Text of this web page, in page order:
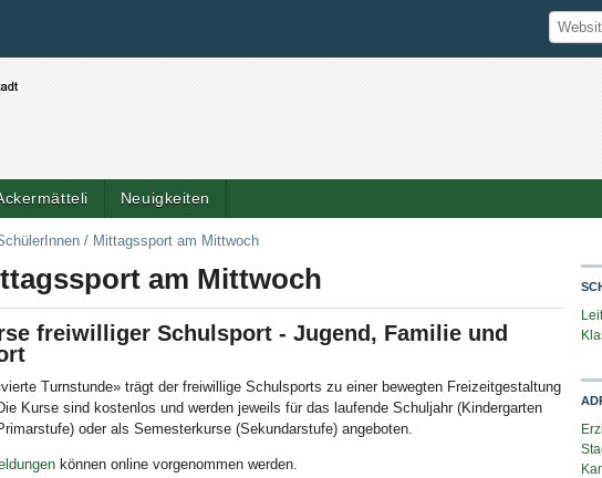
Suche
Neuigkeiten
/ Mittagssport am Mittwoch
am Mittwoch
freiwilliger Schulsport - Jugend, Familie und
Turnstunde» trägt der freiwillige Schulsports zu einer bewegten Freizeitgestaltung
Kurse sind kostenlos und werden jeweils für das laufende Schuljahr (Kindergarten
oder als Semesterkurse (Sekundarstufe) angeboten.
können online vorgenommen werden.